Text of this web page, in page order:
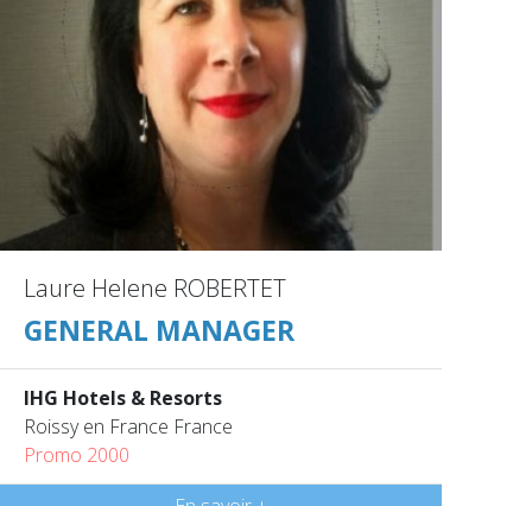
Laure Helene ROBERTET
GENERAL MANAGER
IHG Hotels & Resorts
Roissy en France France
Promo 2000